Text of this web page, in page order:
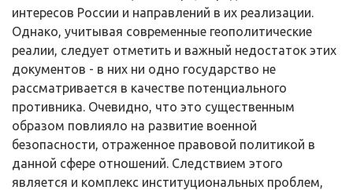
интересов России и направлений в их реализации.
Однако, учитывая современные гео­политические
реалии, следует отметить и важный недостаток этих
докумен­тов - в них ни одно государство не
рассматривается в качестве потенциаль­ного
противника. Очевидно, что это существенным
образом повлияло на раз­витие военной
безопасности, отраженное правовой политикой в
данной сфе­ре отношений. Следствием этого
является и комплекс институциональных проблем,